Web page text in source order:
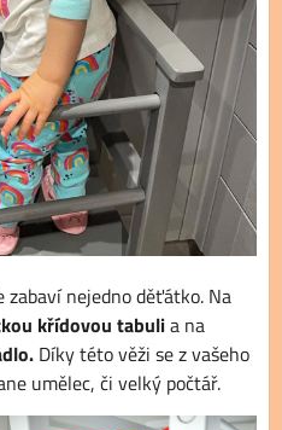
zabaví nejedno děťátko. Na
křídovou tabulia na
Díky této věži se z vašeho
umělec, či velký počtář.